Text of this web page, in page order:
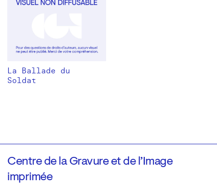
La Ballade du
Soldat
Centre de la Gravure et de l’Image
imprimée